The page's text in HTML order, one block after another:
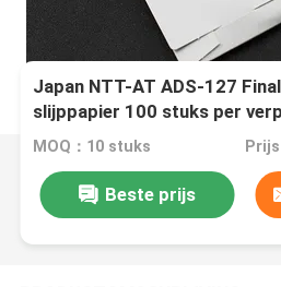
Japan NTT-AT ADS-127
slijppapier 100 stuks per
MOQ：10 stuks
Beste prijs